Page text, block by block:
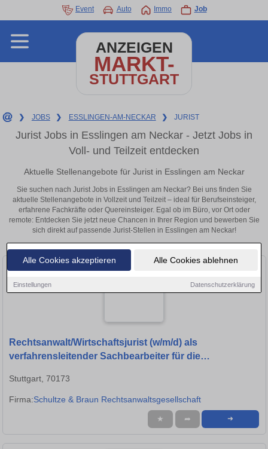
Alle Cookies akzeptieren Alle Cookies ablehnen
Einstellungen Datenschutzerklärung
Event Auto Immo Job
ANZEIGEN
MARKT-
STUTTGART
❯ JOBS ❯ ESSLINGEN-AM-NECKAR ❯ JURIST
Jurist Jobs in Esslingen am Neckar - Jetzt Jobs in
Voll- und Teilzeit entdecken
Aktuelle Stellenangebote für Jurist in Esslingen am Neckar
Sie suchen nach Jurist Jobs in Esslingen am Neckar? Bei uns finden Sie
aktuelle Stellenangebote in Vollzeit und Teilzeit – ideal für Berufseinsteiger,
erfahrene Fachkräfte oder Quereinsteiger. Egal ob im Büro, vor Ort oder
remote: Entdecken Sie jetzt neue Chancen in Ihrer Region und bewerben Sie
sich direkt auf passende Jurist-Stellen in Esslingen am Neckar!
Rechtsanwalt/Wirtschaftsjurist (w/m/d) als
verfahrensleitender Sachbearbeiter für die
Stuttgart, 70173
Firma:Schultze & Braun Rechtsanwaltsgesellschaft
★ ➦ ➜